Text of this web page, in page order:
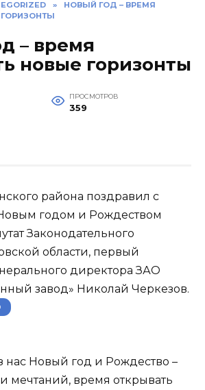
»
НОВЫЙ ГОД – ВРЕМЯ
– время
новые горизонты
ПРОСМОТРОВ
359
района поздравил с
годом и Рождеством
Законодательного
области, первый
директора ЗАО
завод» Николай Черкезов.
нас Новый год и Рождество –
мечтаний, время открывать